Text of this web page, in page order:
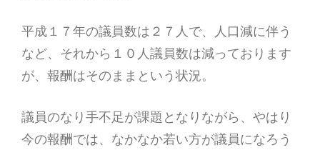
平成１７年の議員数は２７人で、人口減に伴う
など、それから１０人議員数は減っております
が、報酬はそのままという状況。
議員のなり手不足が課題となりながら、やはり
今の報酬では、なかなか若い方が議員になろう